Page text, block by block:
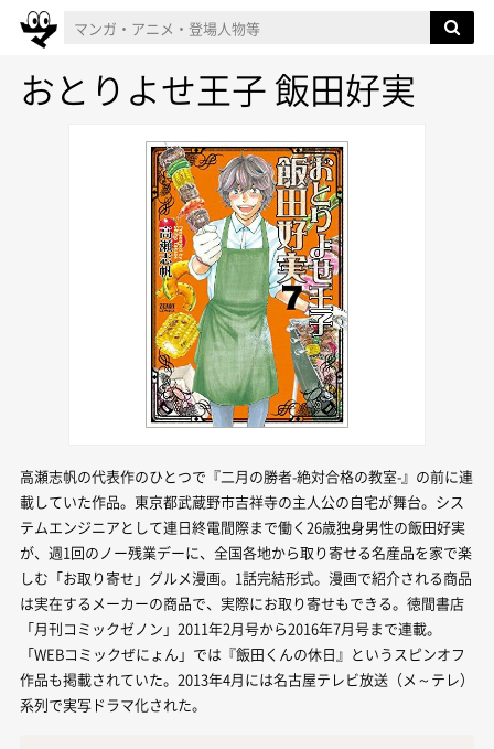
おとりよせ王子 飯田好実
高瀬志帆の代表作のひとつで『二月の勝者-絶対合格の教室-』の前に連
載していた作品。東京都武蔵野市吉祥寺の主人公の自宅が舞台。シス
テムエンジニアとして連日終電間際まで働く26歳独身男性の飯田好実
が、週1回のノー残業デーに、全国各地から取り寄せる名産品を家で楽
しむ「お取り寄せ」グルメ漫画。1話完結形式。漫画で紹介される商品
は実在するメーカーの商品で、実際にお取り寄せもできる。徳間書店
「月刊コミックゼノン」2011年2月号から2016年7月号まで連載。
「WEBコミックぜにょん」では『飯田くんの休日』というスピンオフ
作品も掲載されていた。2013年4月には名古屋テレビ放送（メ～テレ）
系列で実写ドラマ化された。